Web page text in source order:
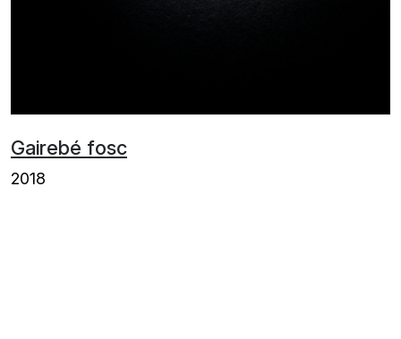
Gairebé fosc
2018